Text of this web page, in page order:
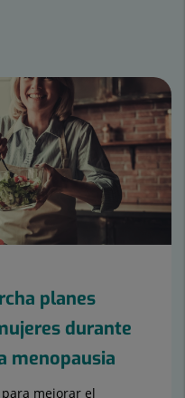
planes
durante
menopausia
mejorar el